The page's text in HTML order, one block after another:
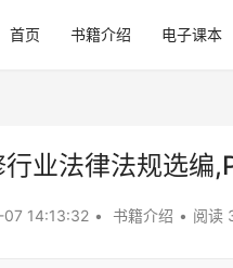
首页 书籍介绍 电子课本
业法律法规选编
14:13:32 • 书籍介绍 • 阅读